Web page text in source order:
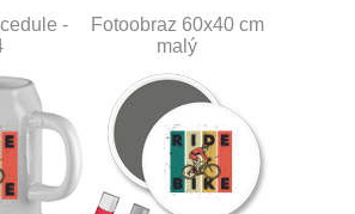
-
Fotoobraz 60x40 cm
malý